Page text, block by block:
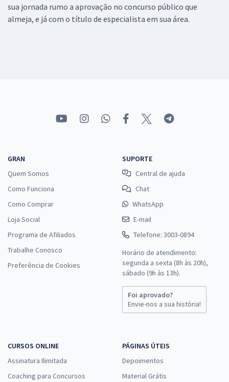
sua jornada rumo a aprovação no concurso público que
almeja, e já com o título de especialista em sua área.
GRAN
Quem Somos
Como Funciona
Como Comprar
Loja Social
Programa de Afiliados
Trabalhe Conosco
Preferência de Cookies
SUPORTE
Central de ajuda
Chat
WhatsApp
E-mail
Telefone: 3003-0894
Horário de atendimento:
segunda a sexta (8h às 20h),
sábado (9h às 13h).
Foi aprovado?
Envie-nos a sua história!
CURSOS ONLINE
Assinatura Ilimitada
Coaching para Concursos
PÁGINAS ÚTEIS
Depoimentos
Material Grátis